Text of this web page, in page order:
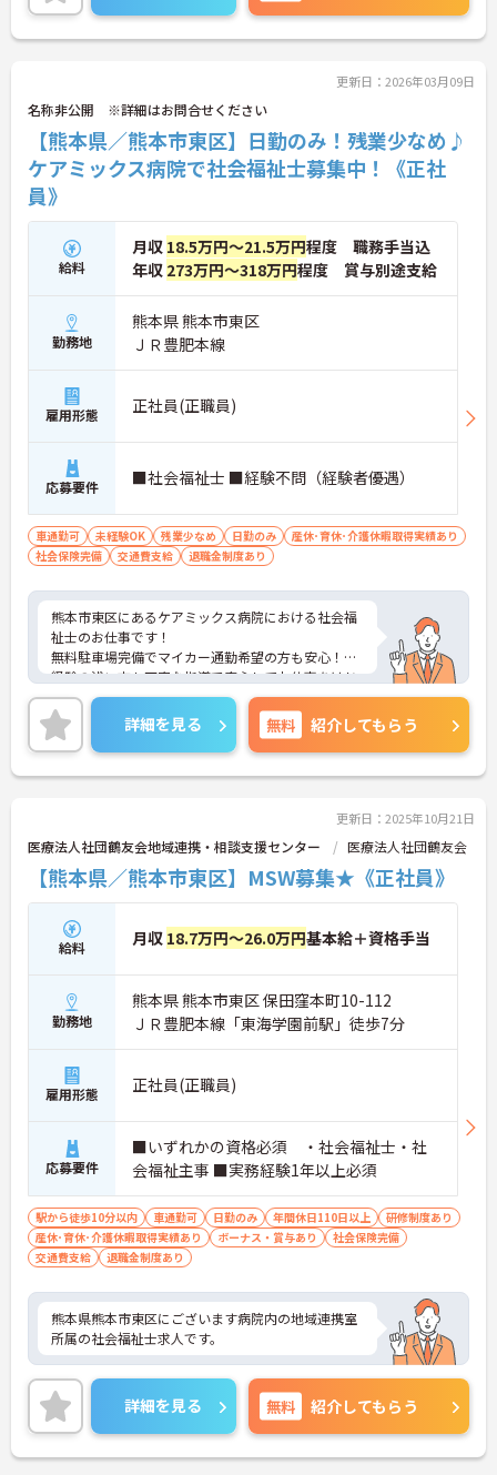
更新日：2026年03月09日
名称非公開 ※詳細はお問合せください
【熊本県／熊本市東区】日勤のみ！残業少なめ♪
ケアミックス病院で社会福祉士募集中！《正社
員》
給料
月収 18.5万円～21.5万円程度 職務手当込
年収 273万円～318万円程度 賞与別途支給
勤務地
熊本県 熊本市東区
ＪＲ豊肥本線
雇用形態 正社員(正職員)
応募要件 ■社会福祉士 ■経験不問（経験者優遇）
車通勤可 未経験OK 残業少なめ 日勤のみ
産休･育休･介護休暇取得実績あり
社会保険完備
交通費支給 退職金制度あり
熊本市東区にあるケアミックス病院における社会福
祉士のお仕事です！
無料駐車場完備でマイカー通勤希望の方も安心！
経験の浅い方も丁寧な指導で安心してお仕事をはじ
められます！
ご興味ある方には、面接のポイントなど、さらに詳
細をお話致しますのでお気軽にご相談ください。
詳細を見る 無料 紹介してもらう
更新日：2025年10月21日
医療法人社団鶴友会地域連携・相談支援センター 医療法人社団鶴友会
【熊本県／熊本市東区】MSW募集★《正社員》
給料 月収 18.7万円～26.0万円基本給＋資格手当
勤務地
熊本県 熊本市東区 保田窪本町10-112
ＪＲ豊肥本線「東海学園前駅」徒歩7分
雇用形態 正社員(正職員)
応募要件
■いずれかの資格必須 ・社会福祉士・社
会福祉主事 ■実務経験1年以上必須
駅から徒歩10分以内 車通勤可 日勤のみ 年間休日110日以上
研修制度あり
産休･育休･介護休暇取得実績あり
ボーナス・賞与あり
社会保険完備
交通費支給
退職金制度あり
熊本県熊本市東区にございます病院内の地域連携室
所属の社会福祉士求人です。
詳細を見る 無料 紹介してもらう